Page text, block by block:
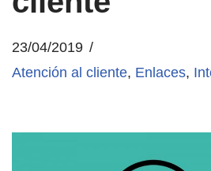
23/04/2019
Atención al cliente, Enlaces,